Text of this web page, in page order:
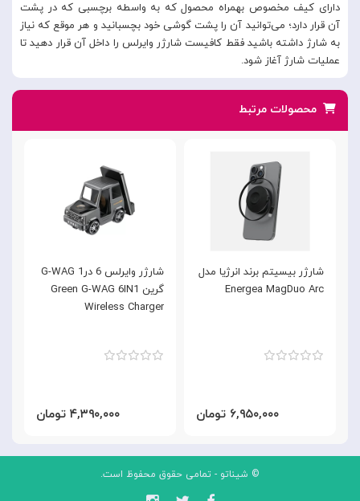
دارای کیف مخصوص بهمراه محصول که به واسطه برچسبی که در پشت
آن قرار دارد؛ می‌توانید آن را پشت گوشی خود بچسبانید و هر موقع که نیاز
به شارژ داشته باشید فقط کافیست شارژر وایرلس را داخل آن قرار دهید تا
عملیات شارژ آغاز شود.
محصولات مرتبط
شارژر وایرلس 6 در1 G-WAG
گرین Green G-WAG 6IN1
Wireless Charger
۴,۳۹۰,۰۰۰ تومان
شارژر بیسیتم برند انرژیا مدل
Energea MagDuo Arc
۶,۹۵۰,۰۰۰ تومان
© شیناتو - تمامی حقوق محفوظ است.